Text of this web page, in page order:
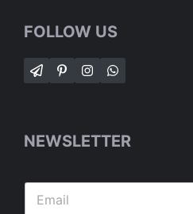
FOLLOW US
NEWSLETTER